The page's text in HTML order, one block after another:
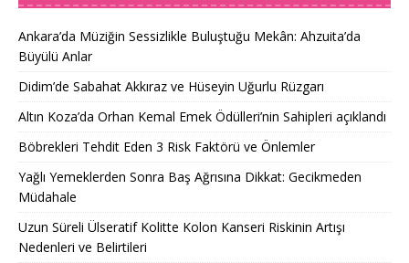
Ankara’da Müziğin Sessizlikle Buluştuğu Mekân: Ahzuita’da
Büyülü Anlar
Didim’de Sabahat Akkıraz ve Hüseyin Uğurlu Rüzgarı
Altın Koza’da Orhan Kemal Emek Ödülleri’nin Sahipleri açıklandı
Böbrekleri Tehdit Eden 3 Risk Faktörü ve Önlemler
Yağlı Yemeklerden Sonra Baş Ağrısına Dikkat: Gecikmeden
Müdahale
Uzun Süreli Ülseratif Kolitte Kolon Kanseri Riskinin Artışı
Nedenleri ve Belirtileri